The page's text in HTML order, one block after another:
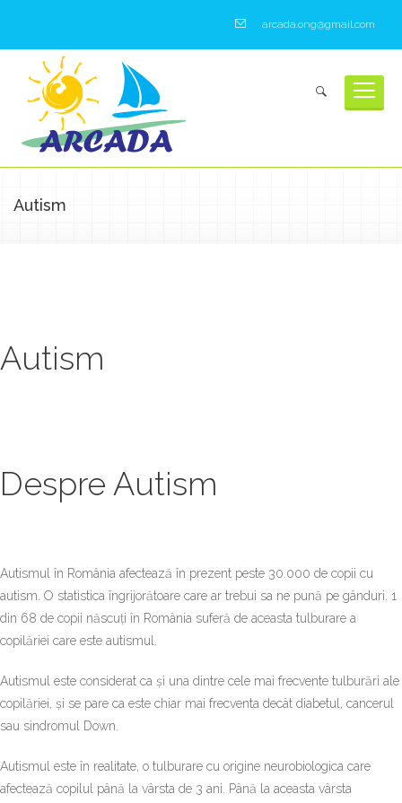
arcada.ong@gmail.com
Autism
Autism
Despre Autism
Autismul în România afectează în prezent peste 30.000 de copii cu
autism. O statistica îngrijorătoare care ar trebui sa ne pună pe gânduri. 1
din 68 de copii născuți în România suferă de aceasta tulburare a
copilăriei care este autismul.
Autismul este considerat ca și una dintre cele mai frecvente tulburări ale
copilăriei, și se pare ca este chiar mai frecventa decât diabetul, cancerul
sau sindromul Down.
Autismul este în realitate, o tulburare cu origine neurobiologica care
afectează copilul până la vârsta de 3 ani. Până la aceasta vârsta